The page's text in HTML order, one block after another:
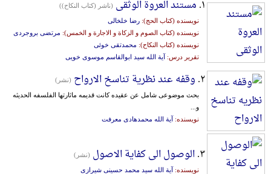
۱. مستند العروة الوثقی (ناشر (کتاب النکاح))
نویسنده (کتاب الحج): رضا خلخالی
نویسنده (کتاب الصوم و الزکاة و الاجارة و الخمس): مرتضی بروجردی
نویسنده (کتاب النکاح): محمدتقی خوئی
تقریر درس: آیة الله سید ابوالقاسم موسوی خویی
۲. وقفه عند نظریة تناسخ الارواح (نشر)
بحث موضوعی شامل عن عقیده کانت قدیمه ماثارتها الفلسفه الحدیثه
و...
نویسنده: آیة الله محمدهادی معرفت
۳. الوصول الی کفایة الاصول (نشر)
نویسنده: آیة الله سید محمد حسینی شیرازی